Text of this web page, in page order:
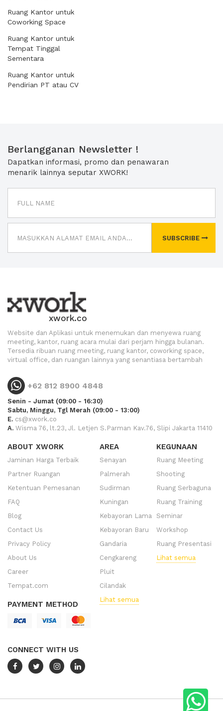
Ruang Kantor untuk
Coworking Space
Ruang Kantor untuk
Tempat Tinggal
Sementara
Ruang Kantor untuk
Pendirian PT atau CV
Berlangganan Newsletter !
Dapatkan informasi, promo dan penawaran
menarik lainnya seputar XWORK!
SUBSCRIBE
xwork.co
Website dan Aplikasi untuk menemukan dan menyewa ruang
meeting, kantor, ruang acara mulai dari perjam hingga bulanan.
Tersedia ribuan ruang meeting, ruang kantor, coworking space,
virtual office, dan ruangan lainnya yang senantiasa bertambah
+62 812 8900 4848
Senin - Jumat (09:00 - 16:30)
Sabtu, Minggu, Tgl Merah (09:00 - 13:00)
E. cs@xwork.co
A. Wisma 76, lt.23, Jl. Letjen S.Parman Kav.76, Slipi Jakarta 11410
ABOUT XWORK
Jaminan Harga Terbaik
Partner Ruangan
Ketentuan Pemesanan
FAQ
Blog
Contact Us
Privacy Policy
About Us
Career
Tempat.com
PAYMENT METHOD
CONNECT WITH US
AREA
Senayan
Palmerah
Sudirman
Kuningan
Kebayoran Lama
Kebayoran Baru
Gandaria
Cengkareng
Pluit
Cilandak
Lihat semua
KEGUNAAN
Ruang Meeting
Shooting
Ruang Serbaguna
Ruang Training
Seminar
Workshop
Ruang Presentasi
Lihat semua